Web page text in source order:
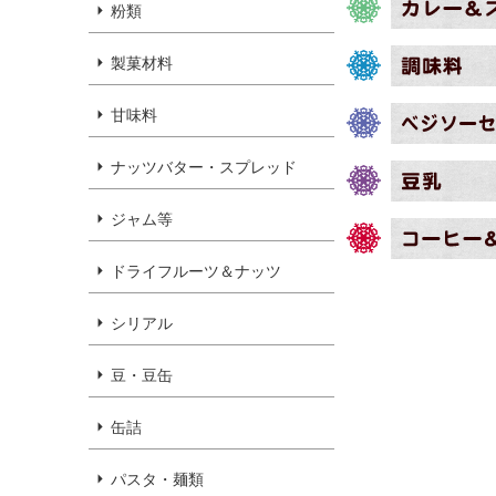
粉類
製菓材料
甘味料
ナッツバター・スプレッド
ジャム等
ドライフルーツ＆ナッツ
シリアル
豆・豆缶
缶詰
パスタ・麺類